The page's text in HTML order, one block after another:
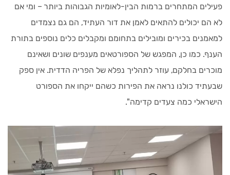
פעילים המתחרים ברמות הבין-לאומיות הגבוהות ביותר – ומי אם
לא הם יכולים להתאים לאמן את דור העתיד, הם גם נצמדים
למאמנים בכירים ומובילים בתחומם ומקבלים כלים נוספים בתורת
הענף. כמו כן, המפגש של הספורטאים מענפים שונים ושאינם
מוכרים בחלקם, עוזר לתהליך נפלא של הפריה הדדית. אין ספק
שבעתיד כולנו נראה את הפירות כשהם ייקחו את הספורט
הישראלי כמה צעדים קדימה".